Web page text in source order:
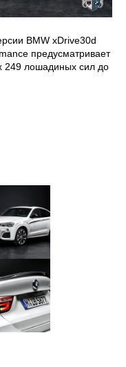
BMW xDrive30d
предусматривает
249 лошадиных сил до